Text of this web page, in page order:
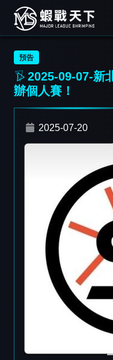
預告
2025-09-07-新
辦個人賽！
2025-07-20